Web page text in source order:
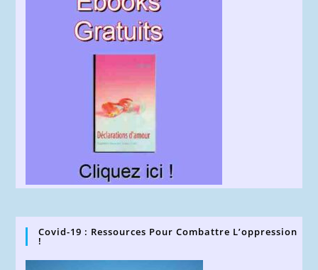
Covid-19 : Ressources Pour Combattre L’oppression
!